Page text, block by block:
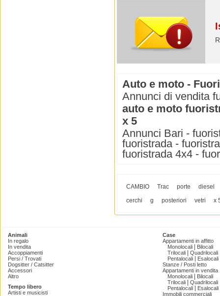
Auto e moto -
Annunci di vendita
auto e moto
x 5
Annunci Bari -
fuoristrada -
fuoristrada 4x4 -
CAMBIO Trac porte
diesel
cerchi
g posteriori vetri x
Animali
In regalo
In vendita
Accoppiamenti
Persi / Trovati
Dogsitter / Catsitter
Accessori
Altro
Tempo libero
Artisti e musicisti
Case
Appartamenti in affitto
Monolocali
Bilocali
Trilocali
Quadrilocali
Pentalocali
Esalocali
Stanze / Posti letto
Appartamenti in vendita
Monolocali
Bilocali
Trilocali
Quadrilocali
Pentalocali
Esalocali
Immobili commerciali